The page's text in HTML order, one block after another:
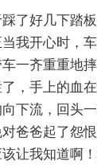
了好几下踏
我开心时，
一齐重重地
，手上的血
下流，回头
爸爸起了怨
让我知道啊